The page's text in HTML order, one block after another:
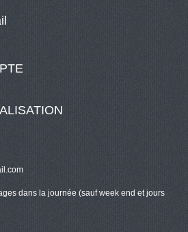
dans la journée (sauf week end et jours